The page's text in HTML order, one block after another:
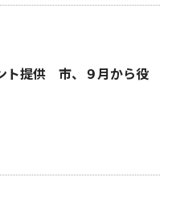
ト提供 市、９月から役